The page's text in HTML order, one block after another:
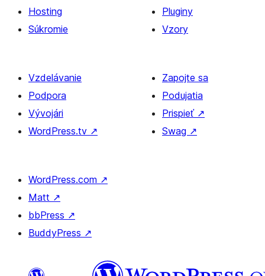
Hosting
Súkromie
Pluginy
Vzory
Vzdelávanie
Podpora
Vývojári
WordPress.tv ↗
Zapojte sa
Podujatia
Prispieť ↗
Swag ↗
WordPress.com ↗
Matt ↗
bbPress ↗
BuddyPress ↗